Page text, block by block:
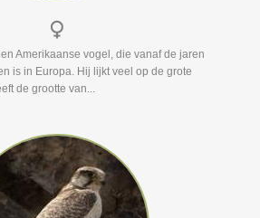
Amerikaanse vogel, die vanaf de jaren
is in Europa. Hij lijkt veel op de grote
de grootte van...